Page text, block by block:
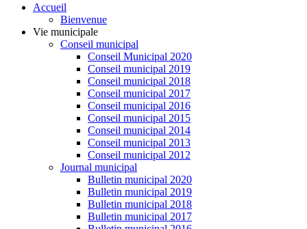
Accueil
Bienvenue
Vie municipale
Conseil municipal
Conseil Municipal 2020
Conseil municipal 2019
Conseil municipal 2018
Conseil municipal 2017
Conseil municipal 2016
Conseil municipal 2015
Conseil municipal 2014
Conseil municipal 2013
Conseil municipal 2012
Journal municipal
Bulletin municipal 2020
Bulletin municipal 2019
Bulletin municipal 2018
Bulletin municipal 2017